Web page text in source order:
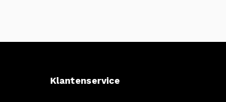
Klantenservice